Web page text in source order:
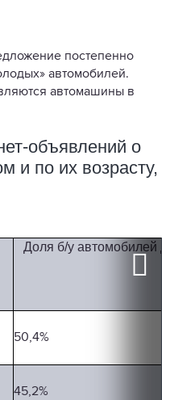
постепенно
автомобилей.
автомашины в
объявлений о
и по их возрасту,
Доля б/у автомобилей
50,4%
45,2%